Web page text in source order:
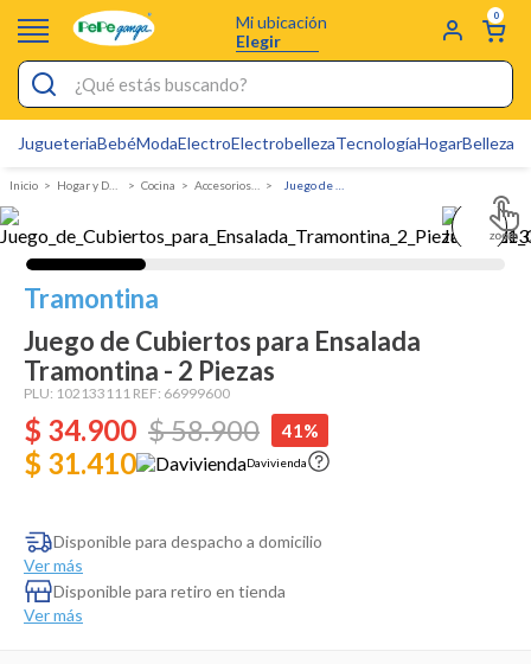
Mi ubicación
Elegir
0
¿Qué estás buscando?
JugueteriaBebéModaElectroElectrobellezaTecnologíaHogarBelleza
Hogar y Decoracion Cocina Accesorios para Cocina
Tramontina
Juego de Cubiertos para Ensalada
Tramontina - 2 Piezas
PLU: 102133111 REF: 66999600
$ 34.900 $58.900 41%
$ 31.410 Davivienda
Disponible para despacho a domicilio
Ver más
Disponible para retiro en tienda
Ver más
Electro
Figuras Toy Story
Carters
Cartas Pokemon
Silla Mecedora Bebé
Bebes
Dinosaurio Juguete